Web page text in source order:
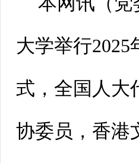
大学举行2025
式，全国人大
协委员，香港